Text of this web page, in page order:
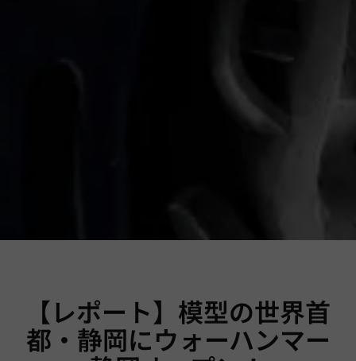
【レポート】模型の世界首
都・静岡にウォーハンマー